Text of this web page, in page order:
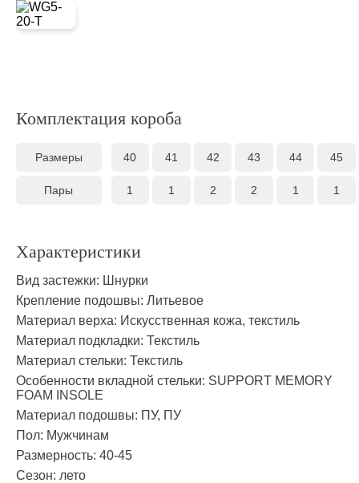
Комплектация короба
Размеры 40 41 42 43 44 45
Пары 1 1 2 2 1 1
Характеристики
Вид застежки: Шнурки
Крепление подошвы: Литьевое
Материал верха: Искусственная кожа, текстиль
Материал подкладки: Текстиль
Материал стельки: Текстиль
Особенности вкладной стельки: SUPPORT MEMORY
FOAM INSOLE
Материал подошвы: ПУ, ПУ
Пол: Мужчинам
Размерность: 40-45
Сезон: лето